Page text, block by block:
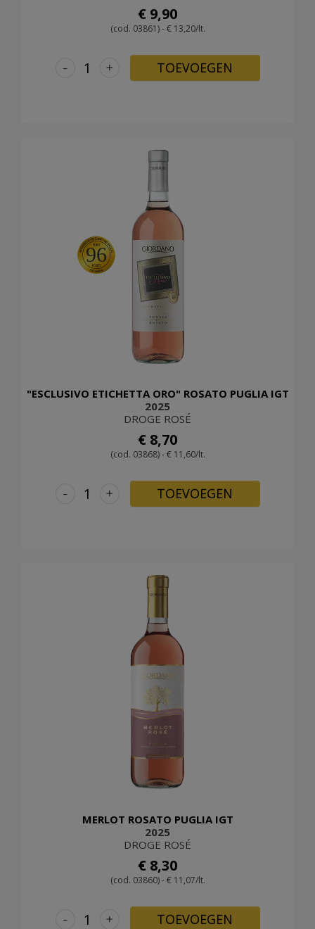
€ 9,90
(cod. 03861) - € 13,20/lt.
+
- TOEVOEGEN
96
"ESCLUSIVO ETICHETTA ORO" ROSATO PUGLIA IGT
2025
DROGE ROSÉ
€ 8,70
(cod. 03868) - € 11,60/lt.
+
- TOEVOEGEN
MERLOT ROSATO PUGLIA IGT
2025
DROGE ROSÉ
€ 8,30
(cod. 03860) - € 11,07/lt.
+
- TOEVOEGEN